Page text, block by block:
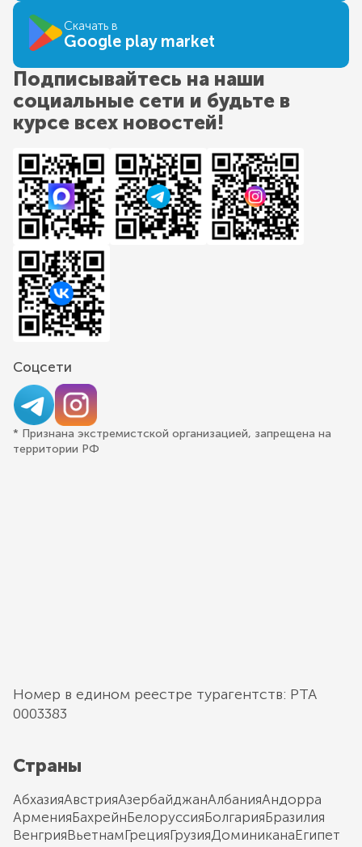
Скачать в
Google play market
Подписывайтесь на наши
социальные сети и будьте в
курсе всех новостей!
Соцсети
* Признана экстремистской организацией, запрещена на
территории РФ
Номер в едином реестре турагентств: РТА
0003383
Страны
АбхазияАвстрияАзербайджанАлбанияАндорра
АрменияБахрейнБелоруссияБолгарияБразилия
ВенгрияВьетнамГрецияГрузияДоминиканаЕгипет